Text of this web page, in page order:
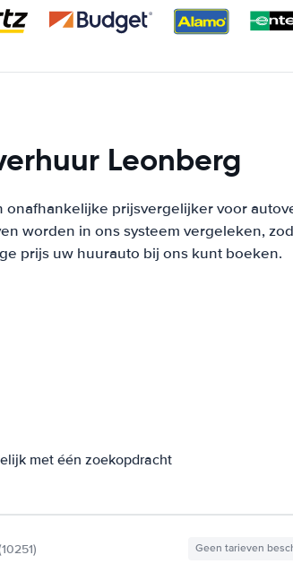
Leonberg
onafhankelijke prijsvergelijker voor
worden in ons systeem vergeleken,
prijs uw huurauto bij ons kunt boeken.
met één zoekopdracht
Geen tarieven